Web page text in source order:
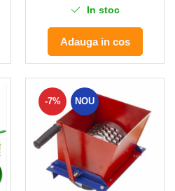
In stoc
Adauga in cos
-7% NOU